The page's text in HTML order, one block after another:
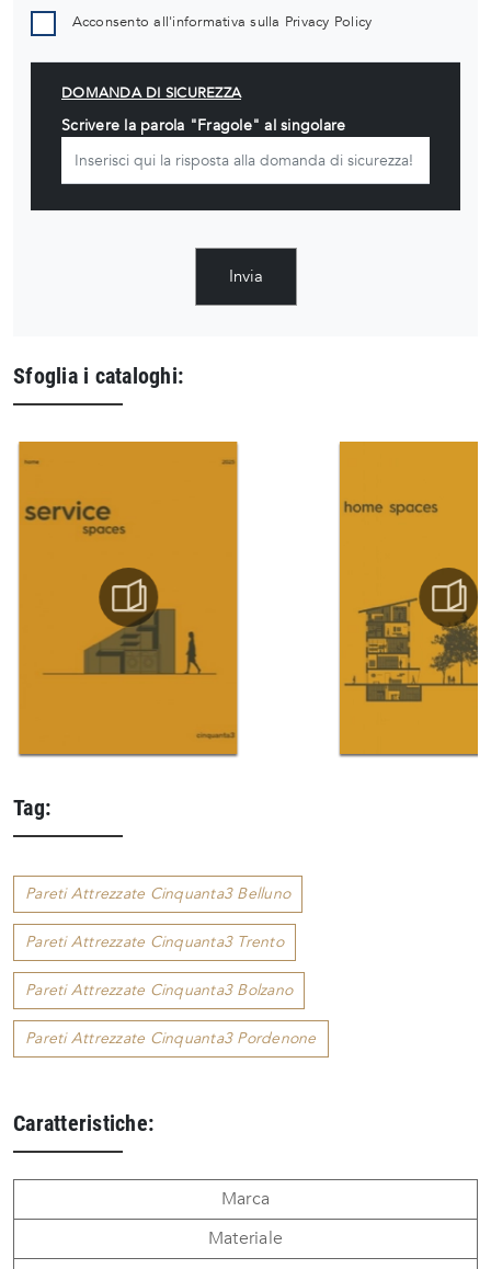
Acconsento all'informativa sulla Privacy Policy
DOMANDA DI SICUREZZA
Scrivere la parola "Fragole" al singolare
Invia
Sfoglia i cataloghi:
Tag:
Pareti Attrezzate Cinquanta3 Belluno
Pareti Attrezzate Cinquanta3 Trento
Pareti Attrezzate Cinquanta3 Bolzano
Pareti Attrezzate Cinquanta3 Pordenone
Caratteristiche:
Marca
Materiale